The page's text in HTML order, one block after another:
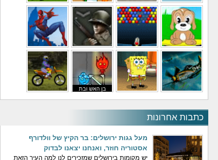
משחקי מסוקים משחקי מכוניות משחקי סופר מריו משחקי כדורגל
משחקי לילדים משחקי באבלס משחקי מלחמה משחקי גיבורים
בן האש ובת
כתבות אחרונות
מעל גגות ירושלים: בר הקיץ של וולדורף
אסטוריה חוזר, ואנחנו יצאנו לבדוק
יש מקומות בירושלים שמזכירים לנו למה העיר הזאת